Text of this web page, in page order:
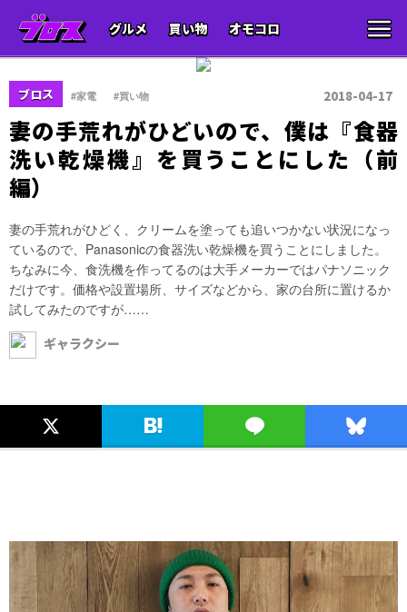
グルメ 買い物 オモコロ
ブロス #家電 #買い物 2018-04-17
妻の手荒れがひどいので、僕は『食器
洗い乾燥機』を買うことにした（前
編）
妻の手荒れがひどく、クリームを塗っても追いつかない状況になっ
ているので、Panasonicの食器洗い乾燥機を買うことにしました。
ちなみに今、食洗機を作ってるのは大手メーカーではパナソニック
だけです。価格や設置場所、サイズなどから、家の台所に置けるか
試してみたのですが……
ギャラクシー